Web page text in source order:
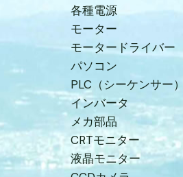
各種電源
モーター
モータードライバー
パソコン
PLC（シーケンサー）
インバータ
メカ部品
CRTモニター
液晶モニター